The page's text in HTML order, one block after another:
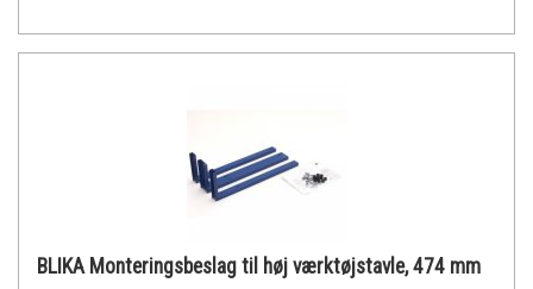
BLIKA Monteringsbeslag til høj værktøjstavle, 474 mm